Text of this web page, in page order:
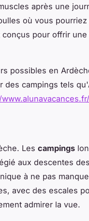
après une
où vous pourriez
pour offrir une
possibles en
des campings tels
Les campings
aux descentes
à ne pas
avec des escales
admirer la vue.